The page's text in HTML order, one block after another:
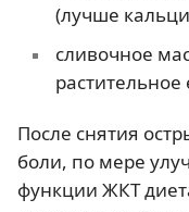
(лучше
сливочное
После снятия
боли, по мере
функции ЖКТ